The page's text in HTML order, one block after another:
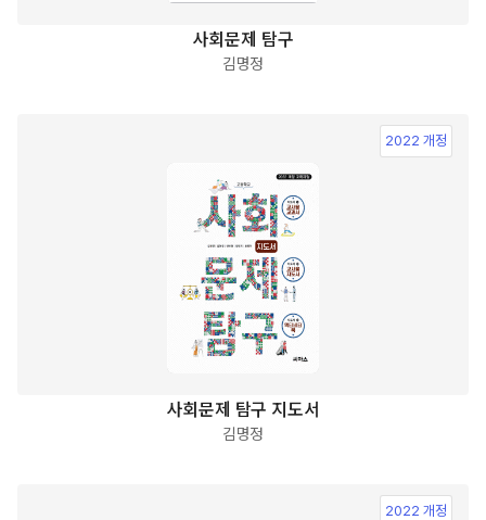
사회문제 탐구
김명정
2022 개정
사회문제 탐구 지도서
김명정
2022 개정